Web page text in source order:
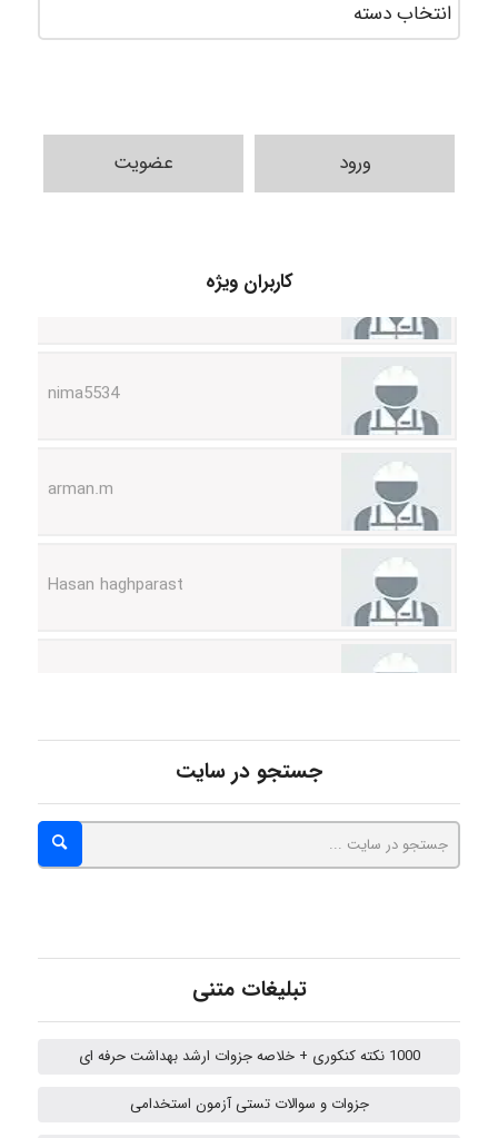
ورود عضویت
کاربران ویژه
Sara
vali
fahimeh sheibani
جستجو در سایت
تبلیغات متنی
1000 نکته کنکوری + خلاصه جزوات ارشد بهداشت حرفه ای
جزوات و سوالات تستی آزمون استخدامی